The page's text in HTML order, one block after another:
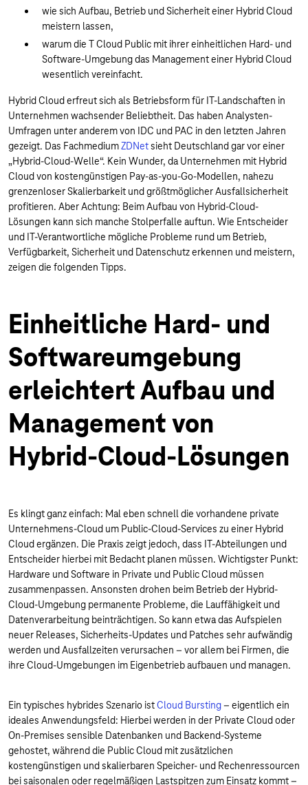
wie sich Aufbau, Betrieb und Sicherheit einer Hybrid Cloud
meistern lassen,
warum die T Cloud Public mit ihrer einheitlichen Hard- und
Software-Umgebung das Management einer Hybrid Cloud
wesentlich vereinfacht.
Hybrid Cloud erfreut sich als Betriebsform für IT-Landschaften in
Unternehmen wachsender Beliebtheit. Das haben Analysten-
Umfragen unter anderem von IDC und PAC in den letzten Jahren
gezeigt. Das FachmediumZDNetsieht Deutschland gar vor einer
„Hybrid-Cloud-Welle“. Kein Wunder, da Unternehmen mit Hybrid
Cloud von kostengünstigen Pay-as-you-Go-Modellen, nahezu
grenzenloser Skalierbarkeit und größtmöglicher Ausfallsicherheit
profitieren. Aber Achtung: Beim Aufbau von Hybrid-Cloud-
Lösungen kann sich manche Stolperfalle auftun. Wie Entscheider
und IT-Verantwortliche mögliche Probleme rund um Betrieb,
Verfügbarkeit, Sicherheit und Datenschutz erkennen und meistern,
zeigen die folgenden Tipps.
Einheitliche Hard- und
Softwareumgebung
erleichtert Aufbau und
Management von
Hybrid-Cloud-Lösungen
Es klingt ganz einfach: Mal eben schnell die vorhandene private
Unternehmens-Cloud um Public-Cloud-Services zu einer Hybrid
Cloud ergänzen. Die Praxis zeigt jedoch, dass IT-Abteilungen und
Entscheider hierbei mit Bedacht planen müssen. Wichtigster Punkt:
Hardware und Software in Private und Public Cloud müssen
zusammenpassen. Ansonsten drohen beim Betrieb der Hybrid-
Cloud-Umgebung permanente Probleme, die Lauffähigkeit und
Datenverarbeitung beinträchtigen. So kann etwa das Aufspielen
neuer Releases, Sicherheits-Updates und Patches sehr aufwändig
werden und Ausfallzeiten verursachen – vor allem bei Firmen, die
ihre Cloud-Umgebungen im Eigenbetrieb aufbauen und managen.
Ein typisches hybrides Szenario istCloud Bursting– eigentlich ein
ideales Anwendungsfeld: Hierbei werden in der Private Cloud oder
On-Premises sensible Datenbanken und Backend-Systeme
gehostet, während die Public Cloud mit zusätzlichen
kostengünstigen und skalierbaren Speicher- und Rechenressourcen
bei saisonalen oder regelmäßigen Lastspitzen zum Einsatz kommt –